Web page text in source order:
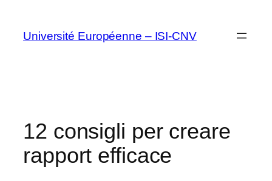
contenuto
Université Européenne – ISI-CNV
12 consigli per creare
rapport efficace